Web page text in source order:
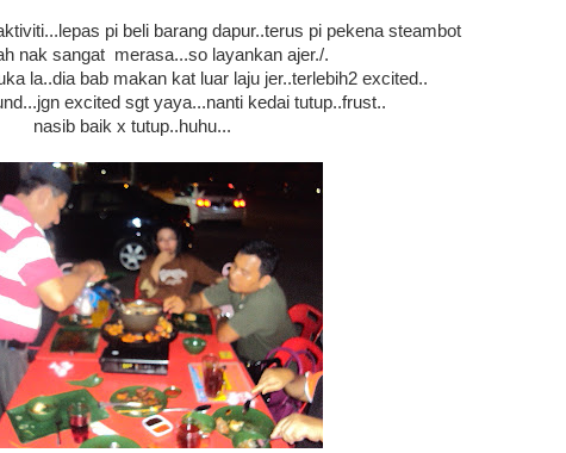
pi beli barang dapur..terus pi pekena steambot
nak sangat merasa...so layankan ajer./.
la..dia bab makan kat luar laju jer..terlebih2 excited..
excited sgt yaya...nanti kedai tutup..frust..
nasib baik x tutup..huhu...